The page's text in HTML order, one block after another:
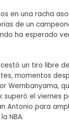
en una racha
de un
ha esperado
un tiro libre
momentos
Wembanyama,
superó el viernes
Antonio para
NBA.